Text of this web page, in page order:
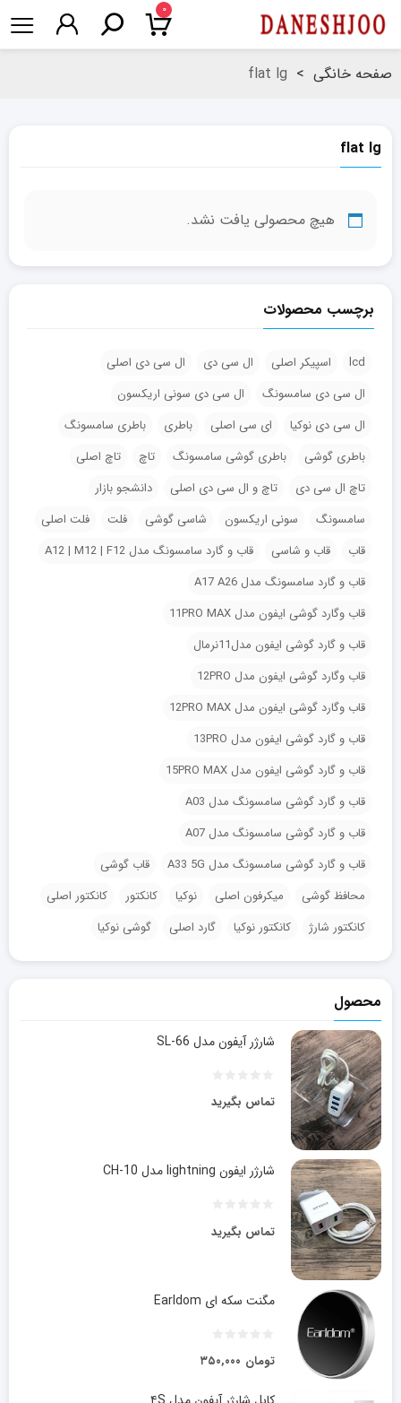
۰
صفحه خانگی >
flat lg
flat lg
هیچ محصولی یافت نشد.
برچسب محصولات
lcd اسپیکر اصلی ال سی دی
ال سی دی اصلی
ال سی دی سامسونگ
ال سی دی سونی اریکسون
ال سی دی نوکیا
ای سی اصلی باطری
باطری سامسونگ
باطری گوشی
باطری گوشی سامسونگ تاچ
تاچ اصلی
تاچ ال سی دی
تاچ و ال سی دی اصلی
دانشجو بازار
سامسونگ
سونی اریکسون شاسی گوشی فلت
فلت اصلی
قاب
قاب و شاسی
قاب و گارد سامسونگ مدل A12 | M12 | F12
قاب و گارد سامسونگ مدل A17 A26
قاب وگارد گوشی ایفون مدل 11PRO MAX
قاب و گارد گوشی ایفون مدل11نرمال
قاب وگارد گوشی ایفون مدل 12PRO
قاب وگارد گوشی ایفون مدل 12PRO MAX
قاب و گارد گوشی ایفون مدل 13PRO
قاب و گارد گوشی ایفون مدل 15PRO MAX
قاب و گارد گوشی سامسونگ مدل A03
قاب و گارد گوشی سامسونگ مدل A07
قاب و گارد گوشی سامسونگ مدل A33 5G
قاب گوشی
محافظ گوشی
میکرفون اصلی نوکیا کانکتور
کانکتور اصلی
کانکتور شارژ
کانکتور نوکیا گارد اصلی گوشی نوکیا
محصول
شارژر آیفون مدل SL-66
تماس بگیرید
شارژر ایفون lightning مدل CH-10
تماس بگیرید
مگنت سکه ای Earldom
۳۵۰,۰۰۰ تومان